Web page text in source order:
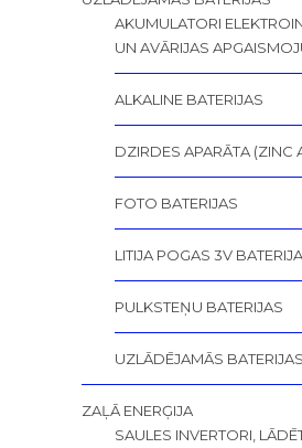
AKUMULATORI
UN AVĀRIJAS
ALKALINE BATERIJAS
DZIRDES APARĀTA (ZINC
FOTO BATERIJAS
LITIJA POGAS 3V
PULKSTEŅU BATERIJAS
UZLĀDĒJAMĀS
ZAĻĀ ENERĢIJA
SAULES INVERTORI,